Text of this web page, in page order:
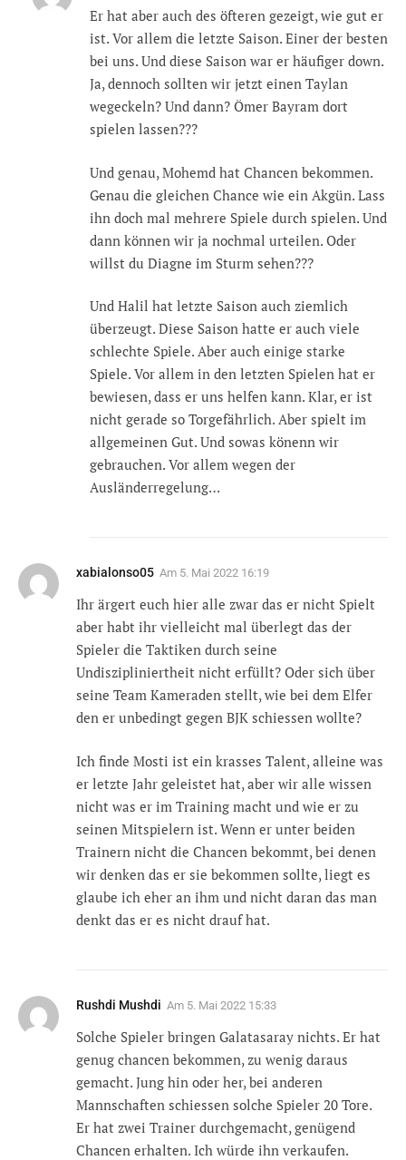
Er hat aber auch des öfteren gezeigt, wie gut er
ist. Vor allem die letzte Saison. Einer der besten
bei uns. Und diese Saison war er häufiger down.
Ja, dennoch sollten wir jetzt einen Taylan
wegeckeln? Und dann? Ömer Bayram dort
spielen lassen???
Und genau, Mohemd hat Chancen bekommen.
Genau die gleichen Chance wie ein Akgün. Lass
ihn doch mal mehrere Spiele durch spielen. Und
dann können wir ja nochmal urteilen. Oder
willst du Diagne im Sturm sehen???
Und Halil hat letzte Saison auch ziemlich
überzeugt. Diese Saison hatte er auch viele
schlechte Spiele. Aber auch einige starke
Spiele. Vor allem in den letzten Spielen hat er
bewiesen, dass er uns helfen kann. Klar, er ist
nicht gerade so Torgefährlich. Aber spielt im
allgemeinen Gut. Und sowas könenn wir
gebrauchen. Vor allem wegen der
Ausländerregelung…
xabialonso05 Am 5. Mai 2022 16:19
Ihr ärgert euch hier alle zwar das er nicht Spielt
aber habt ihr vielleicht mal überlegt das der
Spieler die Taktiken durch seine
Undiszipliniertheit nicht erfüllt? Oder sich über
seine Team Kameraden stellt, wie bei dem Elfer
den er unbedingt gegen BJK schiessen wollte?
Ich finde Mosti ist ein krasses Talent, alleine was
er letzte Jahr geleistet hat, aber wir alle wissen
nicht was er im Training macht und wie er zu
seinen Mitspielern ist. Wenn er unter beiden
Trainern nicht die Chancen bekommt, bei denen
wir denken das er sie bekommen sollte, liegt es
glaube ich eher an ihm und nicht daran das man
denkt das er es nicht drauf hat.
Rushdi Mushdi Am 5. Mai 2022 15:33
Solche Spieler bringen Galatasaray nichts. Er hat
genug chancen bekommen, zu wenig daraus
gemacht. Jung hin oder her, bei anderen
Mannschaften schiessen solche Spieler 20 Tore.
Er hat zwei Trainer durchgemacht, genügend
Chancen erhalten. Ich würde ihn verkaufen.